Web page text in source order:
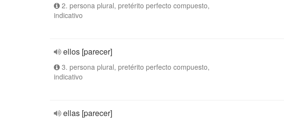
2. persona plural, pretérito perfecto compuesto,
indicativo
ellos [parecer]
3. persona plural, pretérito perfecto compuesto,
indicativo
ellas [parecer]